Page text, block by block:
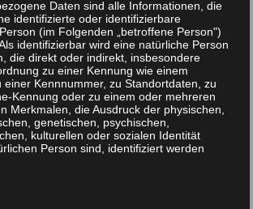
Daten sind alle Informationen, die
identifizierte oder identifizierbare
(im Folgenden „betroffene Person")
identifizierbar wird eine natürliche Person
die direkt oder indirekt, insbesondere
zu einer Kennung wie einem
einer Kennnummer, zu Standortdaten, zu
Kennung oder zu einem oder mehreren
Merkmalen, die Ausdruck der physischen,
genetischen, psychischen,
kulturellen oder sozialen Identität
Person sind, identifiziert werden